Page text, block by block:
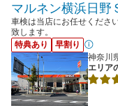
マルネン横浜日野
車検は当店にお任せくださ
致します。
特典あり
早割り
神奈川
エリア